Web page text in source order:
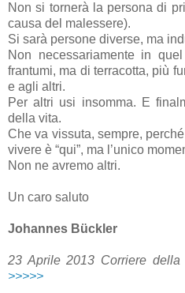
Non si tornerà la persona di
causa del malessere).
Si sarà persone diverse, ma
Non necessariamente in
frantumi, ma di terracotta, più
e agli altri.
Per altri usi insomma. E
della vita.
Che va vissuta, sempre,
vivere è “qui”, ma l’unico
Non ne avremo altri.
Un caro saluto
Johannes Bückler
23 Aprile 2013 Corriere
>>>>>